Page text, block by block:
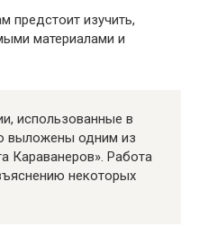
предстоит изучить,
материалами и
использованные в
выложены одним из
Караванеров». Работа
некоторых